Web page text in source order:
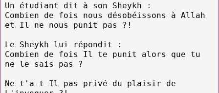
Un étudiant dit à son Sheykh :
Combien de fois nous désobéissons à Allah
et Il ne nous punit pas ?!
Le Sheykh lui répondit :
Combien de fois Il te punit alors que tu
ne le sais pas ?
Ne t'a-t-Il pas privé du plaisir de